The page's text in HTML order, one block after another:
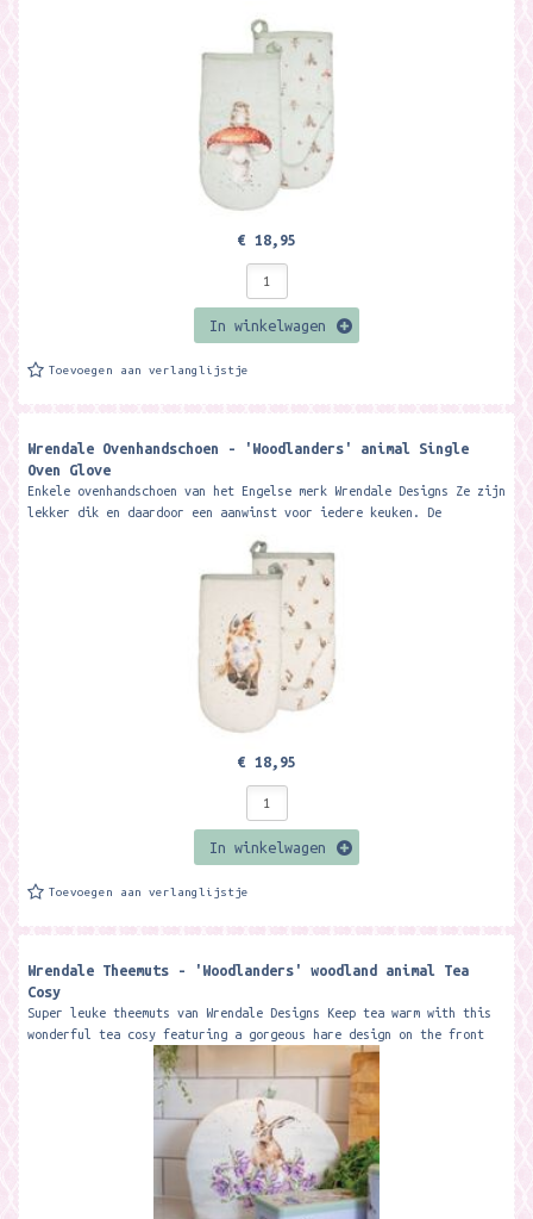
€ 18,95
In winkelwagen
Toevoegen aan verlanglijstje
Wrendale Ovenhandschoen - 'Woodlanders' animal Single
Oven Glove
Enkele ovenhandschoen van het Engelse merk Wrendale Designs Ze zijn
lekker dik en daardoor een aanwinst voor iedere keuken. De
€ 18,95
In winkelwagen
Toevoegen aan verlanglijstje
Wrendale Theemuts - 'Woodlanders' woodland animal Tea
Cosy
Super leuke theemuts van Wrendale Designs Keep tea warm with this
wonderful tea cosy featuring a gorgeous hare design on the front